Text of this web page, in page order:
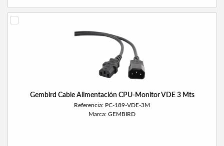
Gembird Cable Alimentación CPU-Monitor VDE 3 Mts
Referencia: PC-189-VDE-3M
Marca: GEMBIRD